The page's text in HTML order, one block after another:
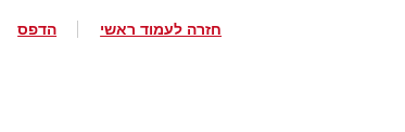
חזרה לעמוד ראשי הדפס